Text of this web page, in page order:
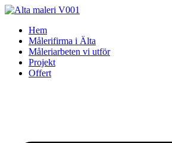
Skip
contentHem
Målerifirma i Älta
Måleriarbeten vi utför
Projekt
Offert